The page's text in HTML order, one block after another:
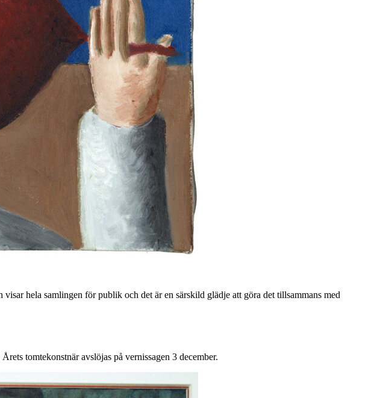
hela samlingen för publik och det är en särskild glädje att göra det tillsammans med
tomtekonstnär avslöjas på vernissagen 3 december.